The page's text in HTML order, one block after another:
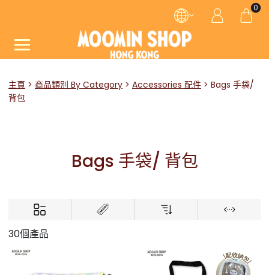
0
主頁 商品類別 By Category Accessories 配件
Bags 手袋/
背包
Bags 手袋/ 背包
30個產品